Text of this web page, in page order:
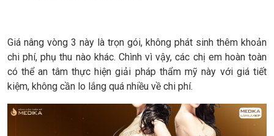
Giá nâng vòng 3 này là trọn gói, không phát sinh thêm khoản
chi phí, phụ thu nào khác. Chình vì vậy, các chị em hoàn toàn
có thể an tâm thực hiện giải pháp thẩm mỹ này với giá tiết
kiệm, không cần lo lắng quá nhiều về chi phí.